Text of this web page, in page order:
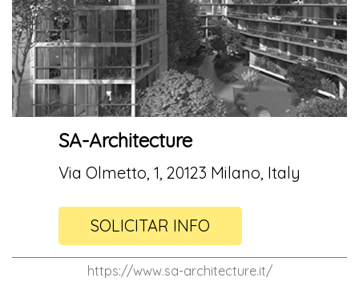
SA-Architecture
Via Olmetto, 1, 20123 Milano, Italy
SOLICITAR INFO
https://www.sa-architecture.it/